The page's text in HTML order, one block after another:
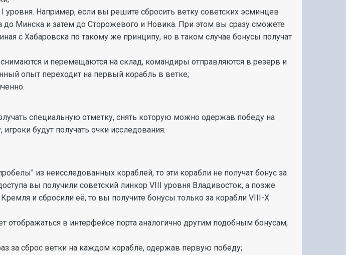
уровня. Например, если вы решите сбросить ветку советских эсминцев
до Минска и затем до Сторожевого и Новика. При этом вы сразу сможете
с Хабаровска по такому же принципу, но в таком случае бонусы получат
и перемещаются на склад, командиры отправляются в резерв и
опыт переходит на первый корабль в ветке;
специальную отметку, снять которую можно одержав победу на
будут получать очки исследования.
из неисследованных кораблей, то эти корабли не получат бонус за
вы получили советский линкор VIII уровня Владивосток, а позже
и сбросили её, то вы получите бонусы только за корабли VIII-X
отображаться в интерфейсе порта аналогично другим подобным бонусам,
за сброс ветки на каждом корабле, одержав первую победу;